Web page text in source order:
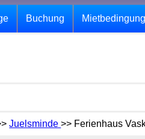
Buchung
Juelsminde>> Ferienhaus